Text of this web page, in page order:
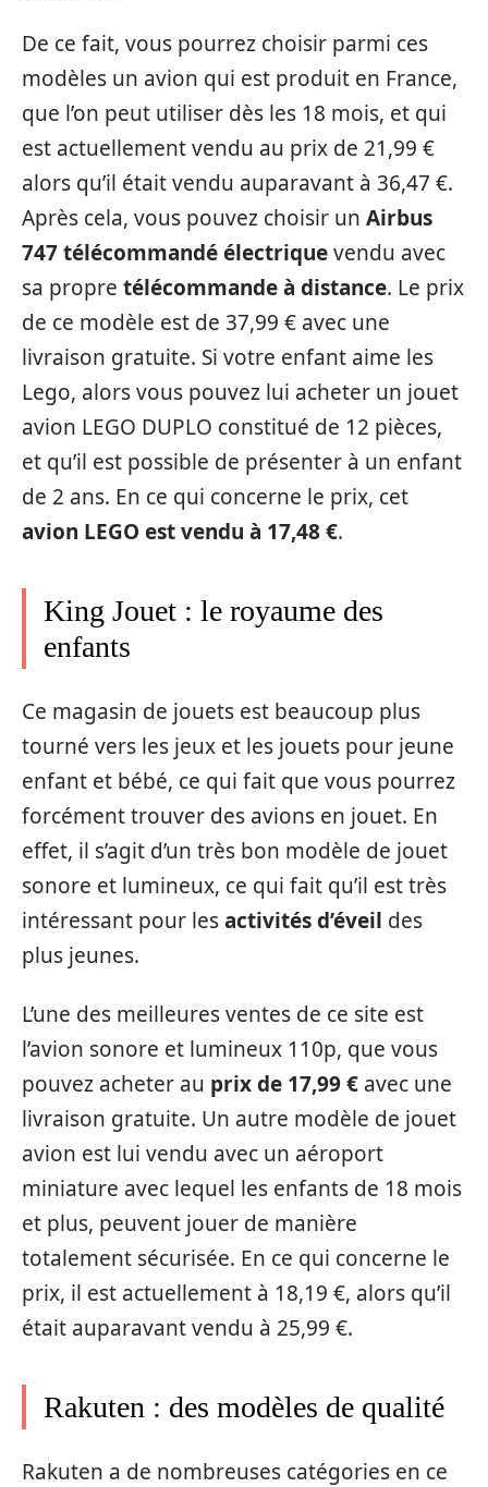
De ce fait, vous pourrez choisir parmi ces
modèles un avion qui est produit en France,
que l’on peut utiliser dès les 18 mois, et qui
est actuellement vendu au prix de 21,99 €
alors qu’il était vendu auparavant à 36,47 €.
Après cela, vous pouvez choisir un Airbus
747 télécommandé électriquevendu avec
sa propre télécommande à distance. Le prix
de ce modèle est de 37,99 € avec une
livraison gratuite. Si votre enfant aime les
Lego, alors vous pouvez lui acheter un jouet
avion LEGO DUPLO constitué de 12 pièces,
et qu’il est possible de présenter à un enfant
de 2 ans. En ce qui concerne le prix, cet
avion LEGO est vendu à 17,48 €.
King Jouet : le royaume des
enfants
Ce magasin de jouets est beaucoup plus
tourné vers les jeux et les jouets pour jeune
enfant et bébé, ce qui fait que vous pourrez
forcément trouver des avions en jouet. En
effet, il s’agit d’un très bon modèle de jouet
sonore et lumineux, ce qui fait qu’il est très
intéressant pour lesactivités d’éveil des
plus jeunes.
L’une des meilleures ventes de ce site est
l’avion sonore et lumineux 110p, que vous
pouvez acheter au prix de 17,99 € avec une
livraison gratuite. Un autre modèle de jouet
avion est lui vendu avec un aéroport
miniature avec lequel les enfants de 18 mois
et plus, peuvent jouer de manière
totalement sécurisée. En ce qui concerne le
prix, il est actuellement à 18,19 €, alors qu’il
était auparavant vendu à 25,99 €.
Rakuten : des modèles de qualité
Rakuten a de nombreuses catégories en ce